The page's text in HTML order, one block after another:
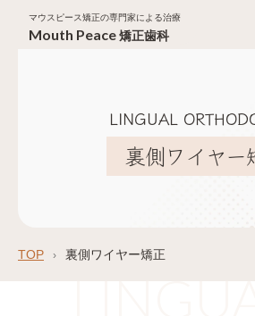
マウスピース矯正の専門家による治療
Mouth Peace矯正歯科
LINGUAL
裏側ワイヤー
TOP 裏側ワイヤー矯正